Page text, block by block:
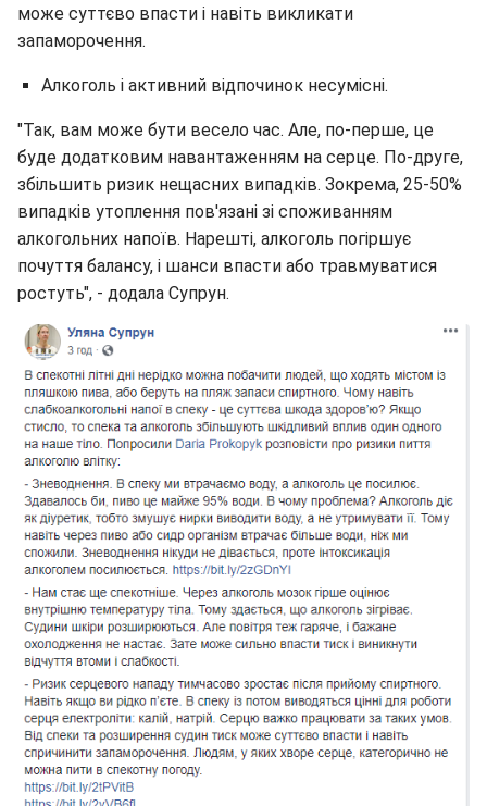
може суттєво впасти і навіть викликати
запаморочення.
Алкоголь і активний відпочинок несумісні.
"Так, вам може бути весело час. Але, по-перше, це
буде додатковим навантаженням на серце. По-друге,
збільшить ризик нещасних випадків. Зокрема, 25-50%
випадків утоплення пов'язані зі споживанням
алкогольних напоїв. Нарешті, алкоголь погіршує
почуття балансу, і шанси впасти або травмуватися
ростуть", - додала Супрун.